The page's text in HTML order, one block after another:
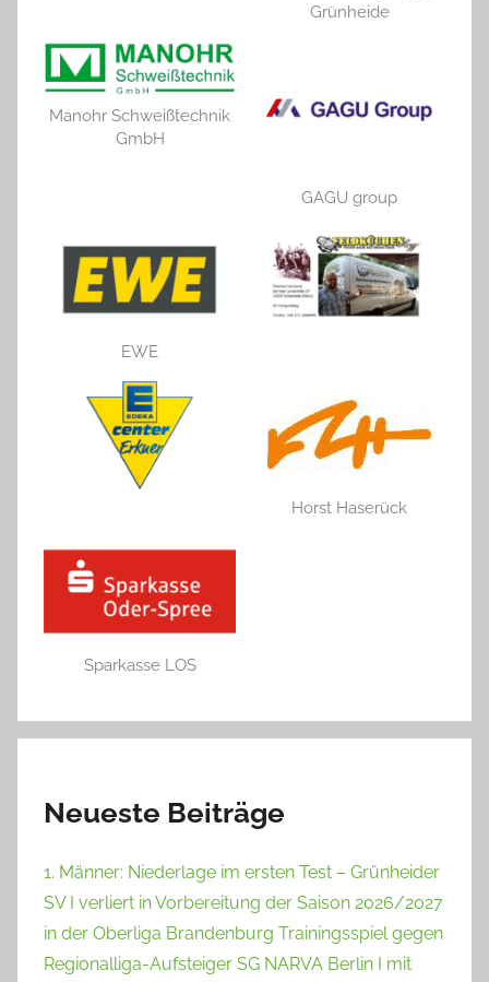
Grünheide
Manohr Schweißtechnik
GmbH
GAGU group
EWE
Horst Haserück
Sparkasse LOS
Neueste Beiträge
1. Männer: Niederlage im ersten Test – Grünheider
SV I verliert in Vorbereitung der Saison 2026/2027
in der Oberliga Brandenburg Trainingsspiel gegen
Regionalliga-Aufsteiger SG NARVA Berlin I mit